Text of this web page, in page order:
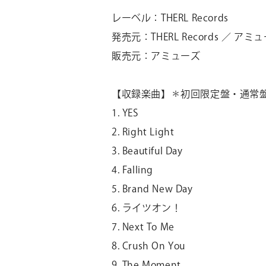
レーベル：THERL Records
発売元：THERL Records ／ アミュ
販売元：アミューズ
【収録楽曲】＊初回限定盤・通常
1. YES
2. Right Light
3. Beautiful Day
4. Falling
5. Brand New Day
6. ライツオン！
7. Next To Me
8. Crush On You